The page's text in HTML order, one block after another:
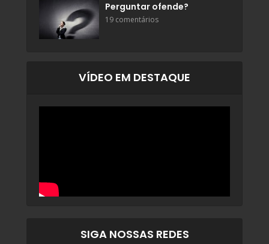
Perguntar ofende?
19 comentários
VÍDEO EM DESTAQUE
SIGA NOSSAS REDES